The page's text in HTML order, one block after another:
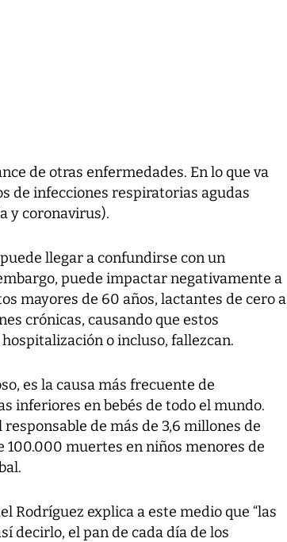
de otras enfermedades. En lo que va
de infecciones respiratorias agudas
y coronavirus).
llegar a confundirse con un
puede impactar negativamente a
mayores de 60 años, lactantes de cero a
crónicas, causando que estos
o incluso, fallezcan.
es la causa más frecuente de
inferiores en bebés de todo el mundo.
responsable de más de 3,6 millones de
muertes en niños menores de
Rodríguez explica a este medio que “las
decirlo, el pan de cada día de los